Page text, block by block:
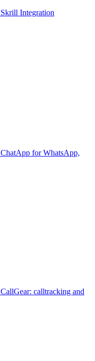
Skrill Integration
ChatApp for WhatsApp,
CallGear: calltracking and